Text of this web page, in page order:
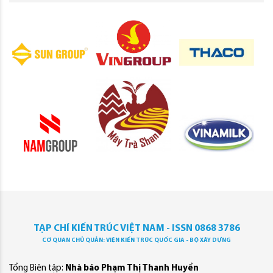
TẠP CHÍ KIẾN TRÚC VIỆT NAM - ISSN 0868 3786
CƠ QUAN CHỦ QUẢN: VIỆN KIẾN TRÚC QUỐC GIA - BỘ XÂY DỰNG
Tổng Biên tập: Nhà báo Phạm Thị Thanh Huyền